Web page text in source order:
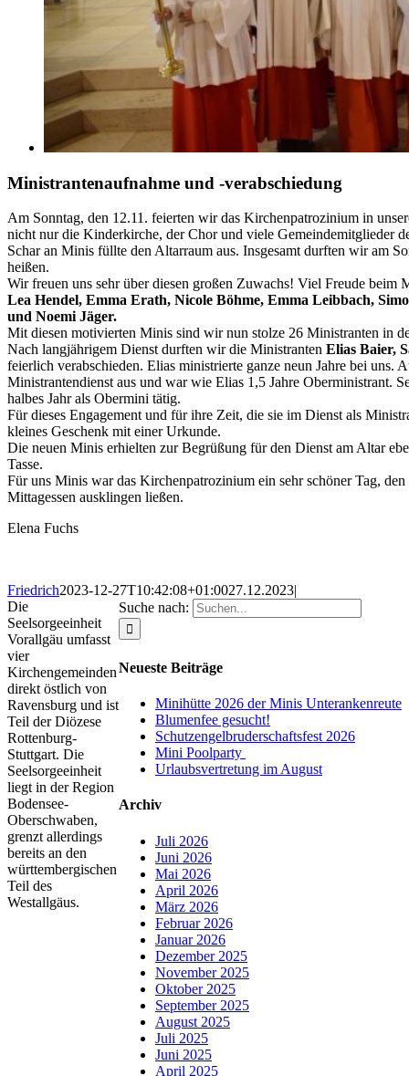
Ministrantenaufnahme und -verabschiedung
Am Sonntag, den 12.11. feierten wir das Kirchenpatrozinium in
nicht nur die Kinderkirche, der Chor und viele Gemeindemitglieder
Schar an Minis füllte den Altarraum aus. Insgesamt durften wir am
heißen.
Wir freuen uns sehr über diesen großen Zuwachs! Viel Freude
Lea Hendel, Emma Erath, Nicole Böhme, Emma Leibbach,
und Noemi Jäger.
Mit diesen motivierten Minis sind wir nun stolze 26 Ministranten in
Nach langjährigem Dienst durften wir die Ministranten Elias Baier,
feierlich verabschieden. Elias ministrierte ganze neun Jahre bei uns.
Ministrantendienst aus und war wie Elias 1,5 Jahre Oberministrant.
halbes Jahr als Obermini tätig.
Für dieses Engagement und für ihre Zeit, die sie im Dienst als
kleines Geschenk mit einer Urkunde.
Die neuen Minis erhielten zur Begrüßung für den Dienst am Altar
Tasse.
Für uns Minis war das Kirchenpatrozinium ein sehr schöner Tag,
Mittagessen ausklingen ließen.
Elena Fuchs
Friedrich2023-12-27T10:42:08+01:0027.12.2023|
Suche nach:
Neueste Beiträge
Minihütte 2026 der Minis Unterankenreute
Blumenfee gesucht!
Schutzengelbruderschaftsfest 2026
Mini Poolparty
Urlaubsvertretung im August
Archiv
Juli 2026
Juni 2026
Mai 2026
April 2026
März 2026
Februar 2026
Januar 2026
Dezember 2025
November 2025
Oktober 2025
September 2025
August 2025
Juli 2025
Juni 2025
April 2025
Die
Seelsorgeeinheit
Vorallgäu umfasst
vier
Kirchengemeinden
direkt östlich von
Ravensburg und ist
Teil der Diözese
Rottenburg-
Stuttgart. Die
Seelsorgeeinheit
liegt in der Region
Bodensee-
Oberschwaben,
grenzt allerdings
bereits an den
württembergischen
Teil des
Westallgäus.